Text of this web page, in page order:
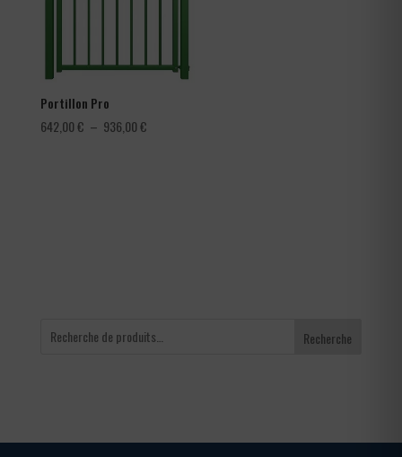
Portillon Pro
642,00€ – 936,00€Plage
Recherche